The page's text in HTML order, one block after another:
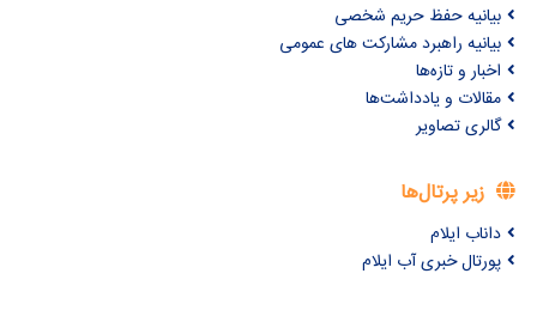
بیانیه حفظ حریم شخصی
بیانیه راهبرد مشارکت های عمومی
اخبار و تازه‌ها
مقالات و یادداشت‌ها
گالری تصاویر
زیر پرتال‌ها
داناب ایلام
پورتال خبری آب ایلام